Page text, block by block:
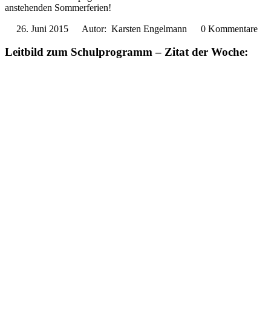
anstehenden Sommerferien!
26. Juni 2015 Autor: Karsten Engelmann 0 Kommentare
Leitbild zum Schulprogramm – Zitat der Woche: